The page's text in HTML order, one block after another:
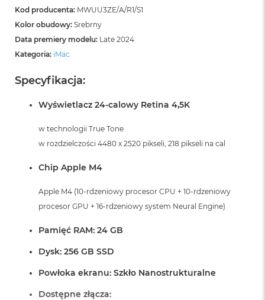
Kod producenta: MWUU3ZE/A/R1/S1
Kolor obudowy: Srebrny
Data premiery modelu: Late 2024
Kategoria: iMac
Specyfikacja:
Wyświetlacz 24-calowy Retina 4,5K
w technologii True Tone
w rozdzielczości 4480 x 2520 pikseli, 218 pikseli na cal
Chip Apple M4
Apple M4 (10-rdzeniowy procesor CPU + 10-rdzeniowy
procesor GPU + 16-rdzeniowy system Neural Engine)
Pamięć RAM: 24 GB
Dysk: 256 GB SSD
Powłoka ekranu: Szkło Nanostrukturalne
Dostępne złącza: